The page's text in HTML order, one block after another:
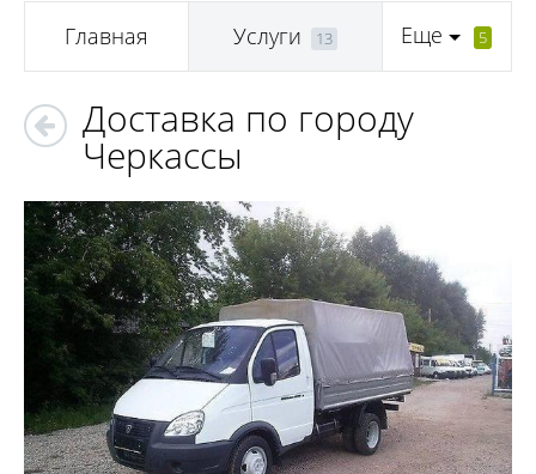
Главная Услуги 13 Еще 5
Доставка по городу
Черкассы